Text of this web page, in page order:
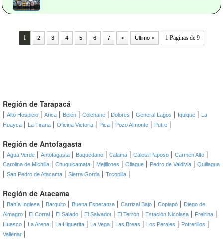
1 2 3 4 5 6 7 > Ultimo > 1 Paginas de 9
Región de Tarapacá
| Alto Hospicio | Arica | Belén | Colchane | Dolores | General Lagos | Iquique |
La
Huayca | La Tirana | Oficina Victoria | Pica | Pozo Almonte | Putre |
Región de Antofagasta
| Agua Verde | Antofagasta | Baquedano | Calama | Caleta Paposo | Carmen Alto |
Carolina de Michilla | Chuquicamata | Mejillones | Ollague | Pedro de Valdivia | Quillagua
| San Pedro de Atacama | Sierra Gorda | Tocopilla |
Región de Atacama
| Bahía Inglesa | Barquito | Buena Esperanza | Carrizal Bajo | Copiapó | Diego de
Almagro | El Corral | El Salado | El Salvador | El Terrón | Estación Nicolasa | Freirina |
Huasco | La Arena | La Higuerita | La Vega | Las Breas | Los Perales | Potrerillos |
Vallenar |